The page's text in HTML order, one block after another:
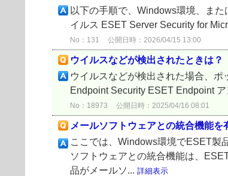
以下の手順で、Windows環境、ま
イルス ESET Server Security for
No：131 公開日時：2026/04/15 13:00
ウイルスなどが検出されたときは？
ウイルスなどが検出された場合、
Endpoint Security ESET Endpoint
No：18973 公開日時：2025/04/16 08:01
メールソフトウェアとの統合機能
ここでは、Windows環境でESET製
ソフトウェアとの統合機能は、
品がメールソ... 詳細表示